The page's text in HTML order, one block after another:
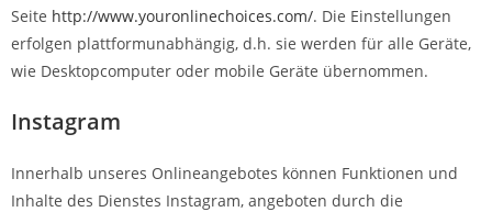
Seite http://www.youronlinechoices.com/. Die Einstellungen
erfolgen plattformunabhängig, d.h. sie werden für alle Geräte,
wie Desktopcomputer oder mobile Geräte übernommen.
Instagram
Innerhalb unseres Onlineangebotes können Funktionen und
Inhalte des Dienstes Instagram, angeboten durch die